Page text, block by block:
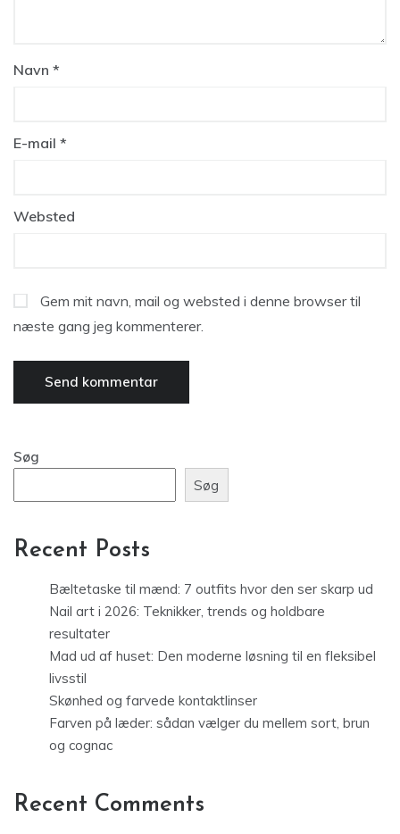
Navn *
E-mail *
Websted
Gem mit navn, mail og websted i denne browser til
næste gang jeg kommenterer.
Søg
Søg
Recent Posts
Bæltetaske til mænd: 7 outfits hvor den ser skarp ud
Nail art i 2026: Teknikker, trends og holdbare
resultater
Mad ud af huset: Den moderne løsning til en fleksibel
livsstil
Skønhed og farvede kontaktlinser
Farven på læder: sådan vælger du mellem sort, brun
og cognac
Recent Comments